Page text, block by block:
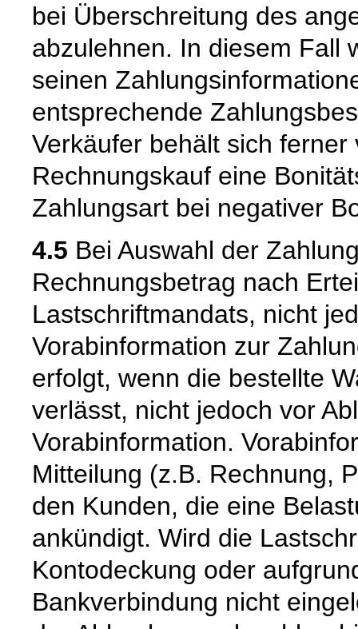
bei Überschreitung des
abzulehnen. In diesem Fall
seinen
entsprechende
Verkäufer behält sich
Rechnungskauf eine
Zahlungsart bei negativer
4.5 Bei Auswahl der
Rechnungsbetrag nach
Lastschriftmandats, nicht
Vorabinformation zur
erfolgt, wenn die bestellte
verlässt, nicht jedoch vor
Vorabinformation.
Mitteilung (z.B. Rechnung,
den Kunden, die eine
ankündigt. Wird die
Kontodeckung oder
Bankverbindung nicht